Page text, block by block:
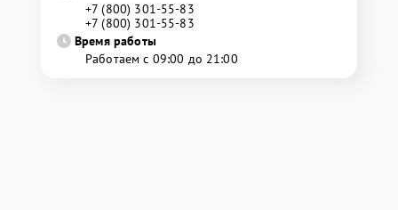
+7 (800) 301-55-83
+7 (800) 301-55-83
Время работы
Работаем с 09:00 до 21:00